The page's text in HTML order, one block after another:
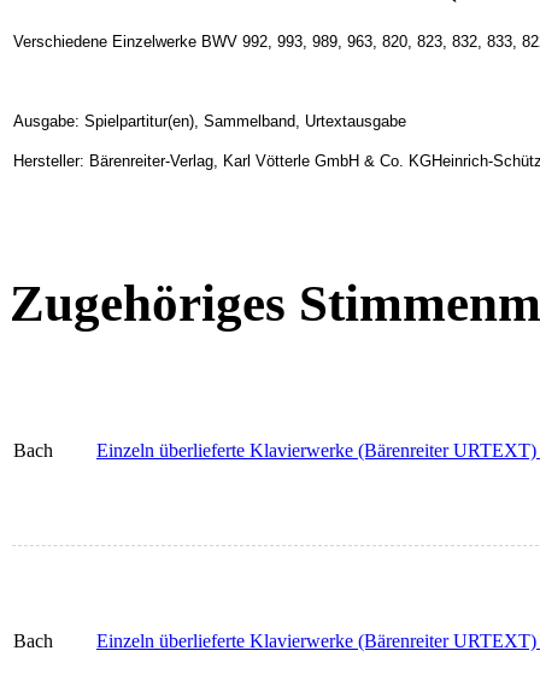
Verschiedene Einzelwerke BWV 992, 993, 989, 963, 820, 823, 832, 833,
Ausgabe: Spielpartitur(en), Sammelband, Urtextausgabe
Hersteller: Bärenreiter-Verlag, Karl Vötterle GmbH & Co. KGHeinrich-
Zugehöriges
Bach Einzeln überlieferte Klavierwerke (Bärenreiter
Bach Einzeln überlieferte Klavierwerke (Bärenreiter